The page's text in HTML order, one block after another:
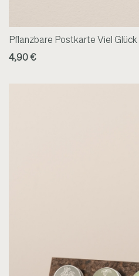
Pflanzbare Postkarte Viel Glück
4,90 €